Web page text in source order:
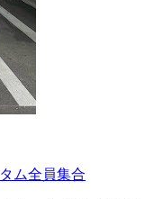
ム全員集合